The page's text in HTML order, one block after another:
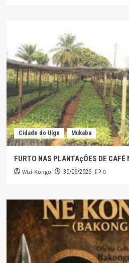
Cidade do Uíge Mukaba
FURTO NAS PLANTAçÕES DE CAFÉ
Wizi-Kongo 30/06/2026 0